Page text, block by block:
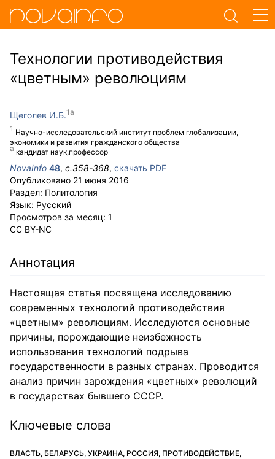
Технологии противодействия
«цветным» революциям
Щеголев И.Б.
Научно-исследовательский институт проблем глобализации,
экономики и развития гражданского общества
кандидат наук,профессор
NovaInfo 48, с.358-368, скачать PDF
Опубликовано 21 июня 2016
Раздел: Политология
Язык: Русский
Просмотров за месяц: 1
CC BY-NC
Аннотация
Настоящая статья посвящена исследованию
современных технологий противодействия
«цветным» революциям. Исследуются основные
причины, порождающие неизбежность
использования технологий подрыва
государственности в разных странах. Проводится
анализ причин зарождения «цветных» революций
в государствах бывшего СССР.
Ключевые слова
ВЛАСТЬ, БЕЛАРУСЬ, УКРАИНА, РОССИЯ, ПРОТИВОДЕЙСТВИЕ,